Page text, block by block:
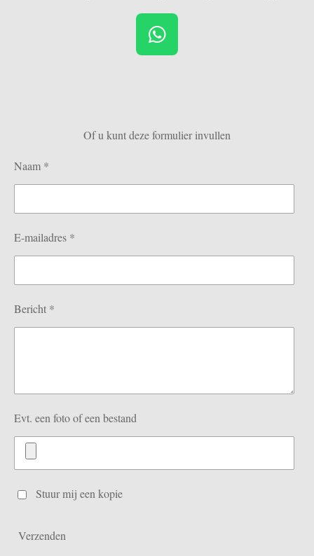
W
h
A
p
Of u kunt deze formulier invullen
Naam *
E-mailadres *
Bericht *
Evt. een foto of een bestand
Stuur mij een kopie
Verzenden